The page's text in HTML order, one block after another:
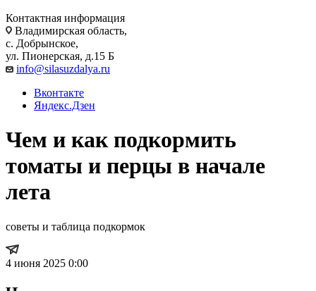
Контактная информация
Владимирская область,
с. Добрынское,
ул. Пионерская, д.15 Б
info@silasuzdalya.ru
Вконтакте
Яндекс.Дзен
Чем и как подкормить
томаты и перцы в начале
лета
советы и таблица подкормок
4 июня 2025 0:00